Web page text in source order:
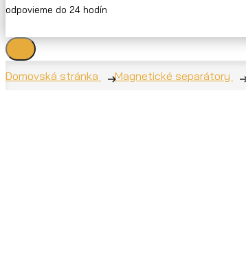
odpovieme do 24 hodín
Domovská stránka Magnetické separátory